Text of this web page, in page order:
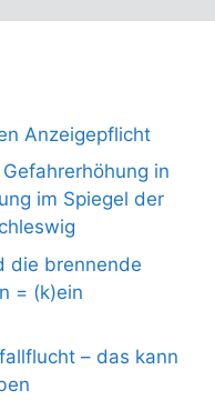
Anzeigepflicht
in
im Spiegel der
die brennende
= (k)ein
– das kann